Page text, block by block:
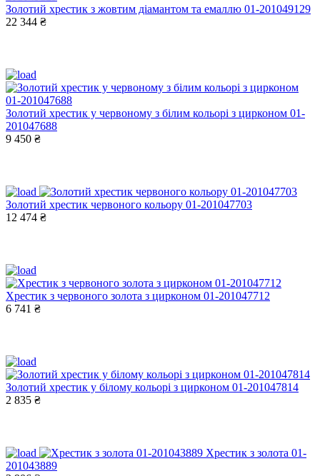
Золотий хрестик з жовтим діамантом та емаллю 01-201049129
22 344 ₴
Золотий хрестик у червоному з білим кольорі з цирконом 01-
201047688
9 450 ₴
Золотий хрестик червоного кольору 01-201047703
12 474 ₴
Хрестик з червоного золота з цирконом 01-201047712
6 741 ₴
Золотий хрестик у білому кольорі з цирконом 01-201047814
2 835 ₴
Хрестик з золота 01-
201043889